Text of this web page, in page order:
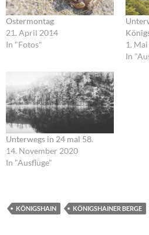
Ostermontag
21. April 2014
In "Fotos"
1.
In
Unterwegs in 24 mal 58.
14. November 2020
In "Ausflüge"
KÖNIGSHAIN KÖNIGSHAINER BERGE